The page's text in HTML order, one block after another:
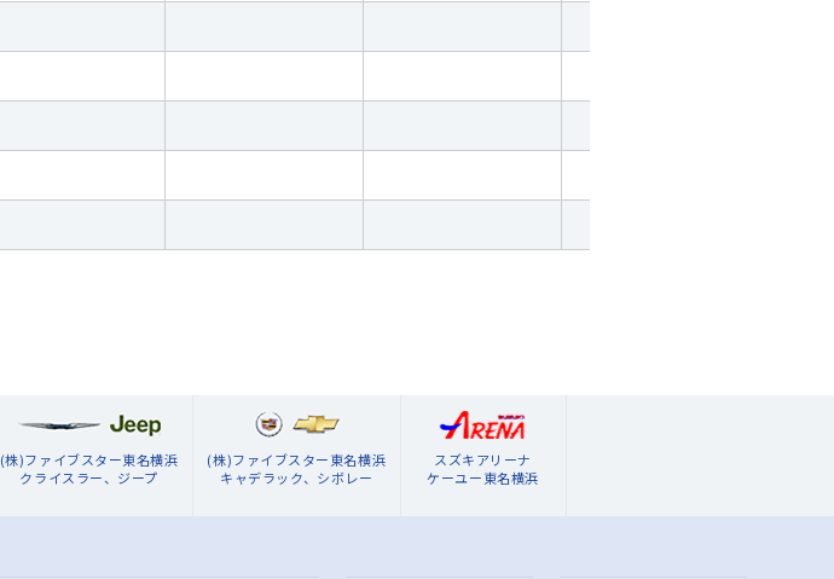
(株)ファイブスター東名横浜
クライスラー、ジープ
(株)ファイブスター東名横浜
キャデラック、シボレー
スズキアリーナ
ケーユー東名横浜